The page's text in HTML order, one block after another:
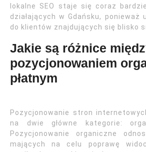
lokalne SEO staje się coraz
działających w Gdańsku, ponieważ
do klientów znajdujących się blisko
Jakie są różnice
pozycjonowaniem
płatnym
Pozycjonowanie stron
na dwie główne kategorie:
Pozycjonowanie organiczne
mających na celu poprawę